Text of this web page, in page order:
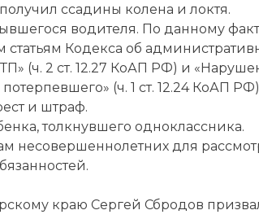
ссадины колена и локтя.
водителя. По данному
Кодекса об
(ч. 2 ст. 12.27 КоАП РФ) и
(ч. 1 ст. 12.24 КоАП
и штраф.
толкнувшего одноклассника.
несовершеннолетних для
краю Сергей Сбродов